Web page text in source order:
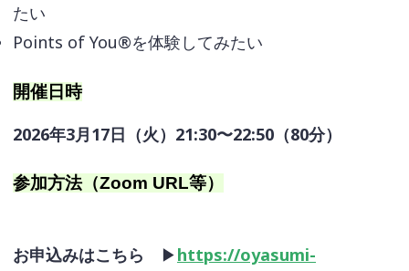
たい
Points of You®を体験してみたい
開催日時
2026年3月17日（火）21:30〜22:50（80分）
参加方法（Zoom URL等）
お申込みはこちら ▶https://oyasumi-